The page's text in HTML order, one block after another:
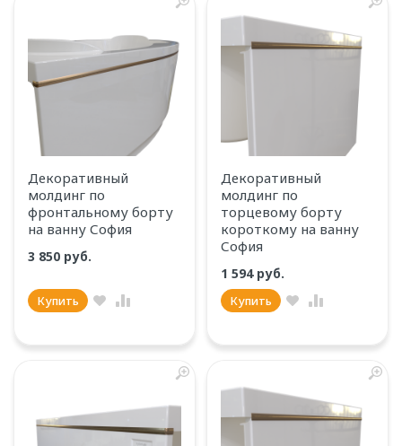
Декоративный
молдинг по
фронтальному борту
на ванну София
3 850 руб.
Купить
Декоративный
молдинг по
торцевому борту
короткому на ванну
София
1 594 руб.
Купить